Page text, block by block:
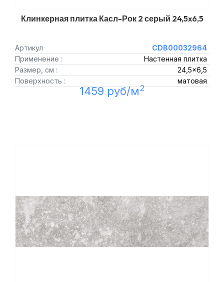
Клинкерная плитка Касл-Рок 2 серый 24,5x6,5
Артикул
CDB00032964
Применение :
Настенная плитка
Размер, см :
24,5x6,5
Поверхность :
матовая
1459 руб/м2